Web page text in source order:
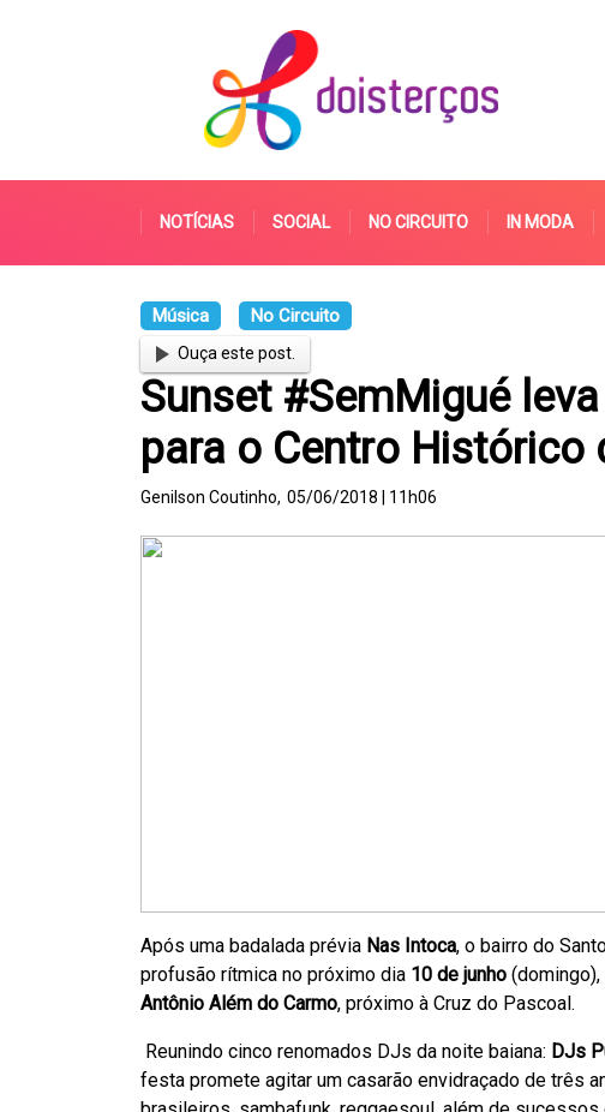
NOTÍCIAS SOCIAL NO CIRCUITO IN MODA
Música No Circuito
Ouça este post.
Sunset #SemMigué
para o Centro Histórico
Genilson Coutinho, 05/06/2018 | 11h06
Após uma badalada prévia Nas Intoca, o bairro do
profusão rítmica no próximo dia 10 de junho
Antônio Além do Carmo, próximo à Cruz do Pascoal.
Reunindo cinco renomados DJs da noite baiana: DJs
festa promete agitar um casarão envidraçado de três